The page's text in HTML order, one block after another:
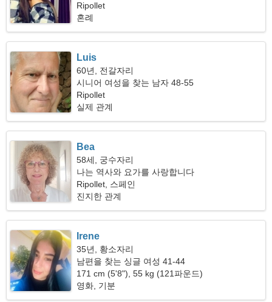
Ripollet
혼례
Luis
60년, 전갈자리
시니어 여성을 찾는 남자 48-55
Ripollet
실제 관계
Bea
58세, 궁수자리
나는 역사와 요가를 사랑합니다
Ripollet, 스페인
진지한 관계
Irene
35년, 황소자리
남편을 찾는 싱글 여성 41-44
171 cm (5'8"), 55 kg (121파운드)
영화, 기분